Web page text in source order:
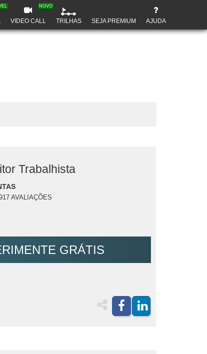
VIDEO CALL
NOVO
TRILHAS SEJA PREMIUM AJUDA
Trabalhista
AVALIAÇÕES
GRÁTIS